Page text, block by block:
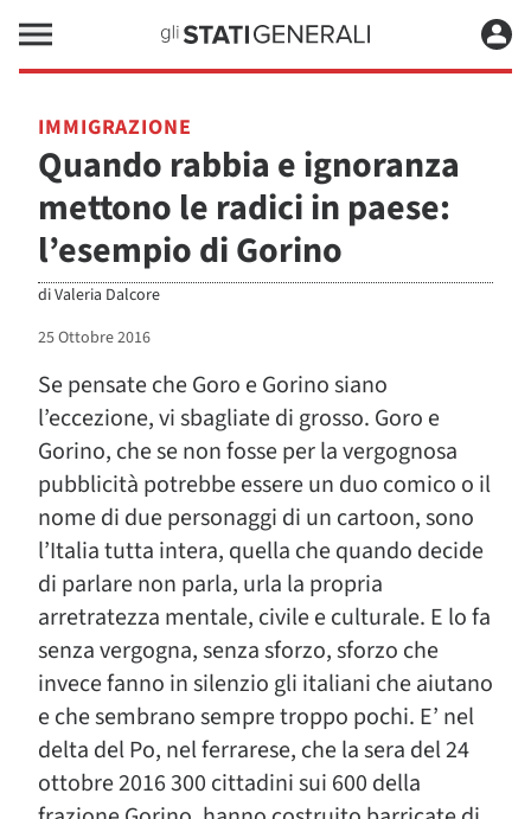
IMMIGRAZIONE
Quando rabbia e ignoranza
mettono le radici in paese:
l’esempio di Gorino
diValeria Dalcore
25 Ottobre 2016
Se pensate che Goro e Gorino siano
l’eccezione, vi sbagliate di grosso. Goro e
Gorino, che se non fosse per la vergognosa
pubblicità potrebbe essere un duo comico o il
nome di due personaggi di un cartoon, sono
l’Italia tutta intera, quella che quando decide
di parlare non parla, urla la propria
arretratezza mentale, civile e culturale. E lo fa
senza vergogna, senza sforzo, sforzo che
invece fanno in silenzio gli italiani che aiutano
e che sembrano sempre troppo pochi. E’ nel
delta del Po, nel ferrarese, che la sera del 24
ottobre 2016 300 cittadini sui 600 della